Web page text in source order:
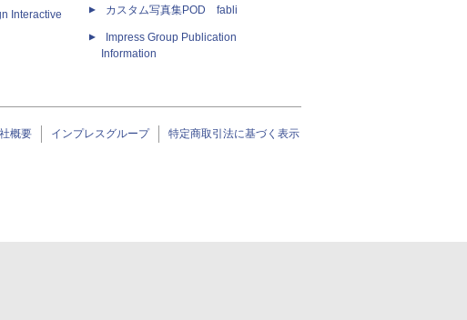
Interactive カスタム写真集POD fabli
Impress Group Publication
Information
概要 インプレスグループ 特定商取引法に基づく表示